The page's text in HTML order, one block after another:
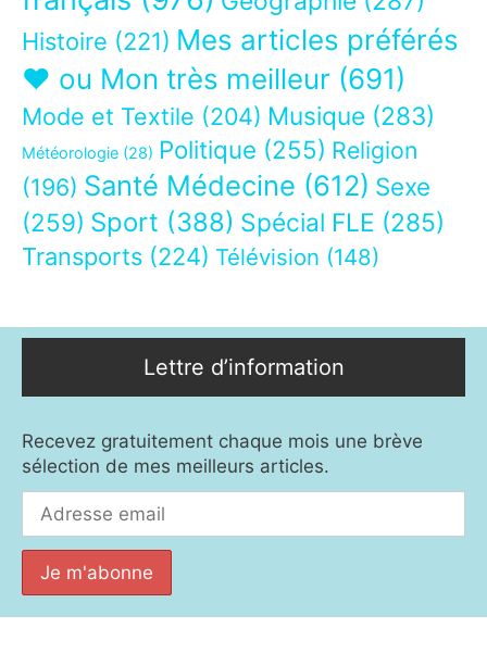
Histoire (221) Mes articles préférés
❤ ou Mon très meilleur (691)
Mode et Textile (204) Musique (283)
Météorologie (28) Politique (255) Religion
(196) Santé Médecine (612) Sexe
(259) Sport (388) Spécial FLE (285)
Transports (224) Télévision (148)
Lettre d’information
Recevez gratuitement chaque mois une brève
sélection de mes meilleurs articles.